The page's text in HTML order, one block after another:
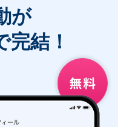
が
完結！